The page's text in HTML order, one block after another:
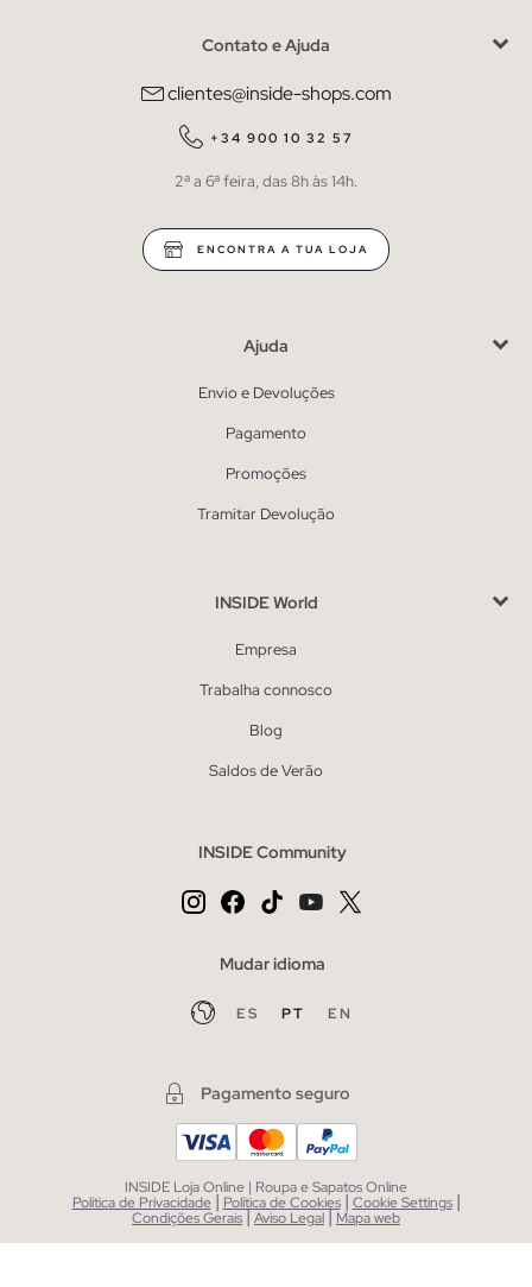
Contato e Ajuda
clientes@inside-shops.com
+34 900 10 32 57
2ª a 6ª feira, das 8h às 14h.
ENCONTRA A TUA LOJA
Ajuda
Envio e Devoluções
Pagamento
Promoções
Tramitar Devolução
INSIDE World
Empresa
Trabalha connosco
Blog
Saldos de Verão
INSIDE Community
Mudar idioma
ES PT EN
Pagamento seguro
INSIDE Loja Online | Roupa e Sapatos Online
Política de Privacidade | Política de Cookies | Cookie Settings |
Condições Gerais|Aviso Legal| Mapa web